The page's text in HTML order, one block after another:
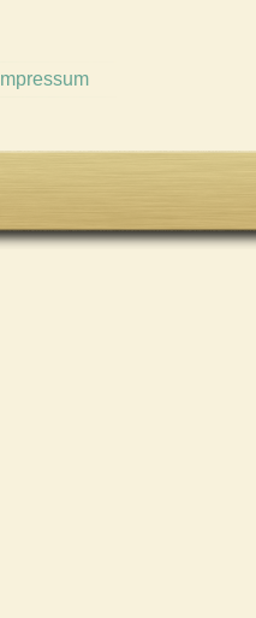
Impressum